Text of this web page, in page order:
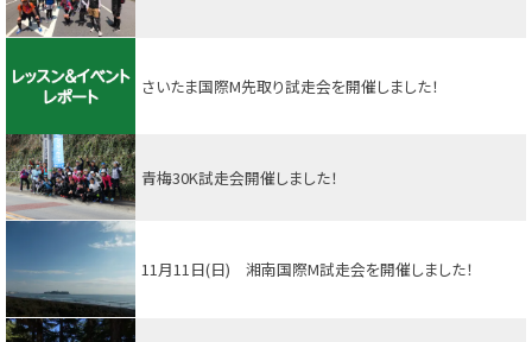
さいたま国際M先取り試走会を開催しました！
青梅30K試走会開催しました！
11月11日(日) 湘南国際M試走会を開催しました！